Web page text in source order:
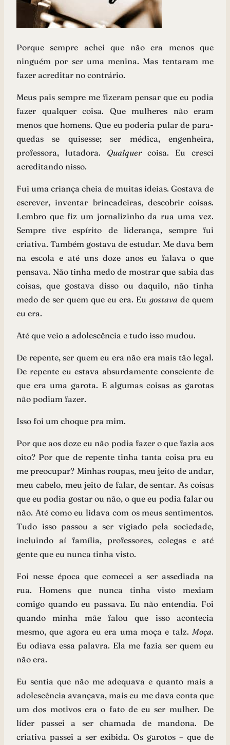
Porque sempre achei que não era menos que
ninguém por ser uma menina. Mas tentaram me
fazer acreditar no contrário.
Meus pais sempre me fizeram pensar que eu podia
fazer qualquer coisa. Que mulheres não eram
menos que homens. Que eu poderia pular de para-
quedas se quisesse; ser médica, engenheira,
professora, lutadora. Qualquercoisa. Eu cresci
acreditando nisso.
Fui uma criança cheia de muitas ideias. Gostava de
escrever, inventar brincadeiras, descobrir coisas.
Lembro que fiz um jornalizinho da rua uma vez.
Sempre tive espírito de liderança, sempre fui
criativa. Também gostava de estudar. Me dava bem
na escola e até uns doze anos eu falava o que
pensava. Não tinha medo de mostrar que sabia das
coisas, que gostava disso ou daquilo, não tinha
medo de ser quem que eu era. Eu gostava de quem
eu era.
Até que veio a adolescência e tudo isso mudou.
De repente, ser quem eu era não era mais tão legal.
De repente eu estava absurdamente consciente de
que era uma garota. E algumas coisas as garotas
não podiam fazer.
Isso foi um choque pra mim.
Por que aos doze eu não podia fazer o que fazia aos
oito? Por que de repente tinha tanta coisa pra eu
me preocupar? Minhas roupas, meu jeito de andar,
meu cabelo, meu jeito de falar, de sentar. As coisas
que eu podia gostar ou não, o que eu podia falar ou
não. Até como eu lidava com os meus sentimentos.
Tudo isso passou a ser vigiado pela sociedade,
incluindo aí família, professores, colegas e até
gente que eu nunca tinha visto.
Foi nesse época que comecei a ser assediada na
rua. Homens que nunca tinha visto mexiam
comigo quando eu passava. Eu não entendia. Foi
quando minha mãe falou que isso acontecia
mesmo, que agora eu era uma moça e talz. Moça.
Eu odiava essa palavra. Ela me fazia ser quem eu
não era.
Eu sentia que não me adequava e quanto mais a
adolescência avançava, mais eu me dava conta que
um dos motivos era o fato de eu ser mulher. De
líder passei a ser chamada de mandona. De
criativa passei a ser exibida. Os garotos – que de